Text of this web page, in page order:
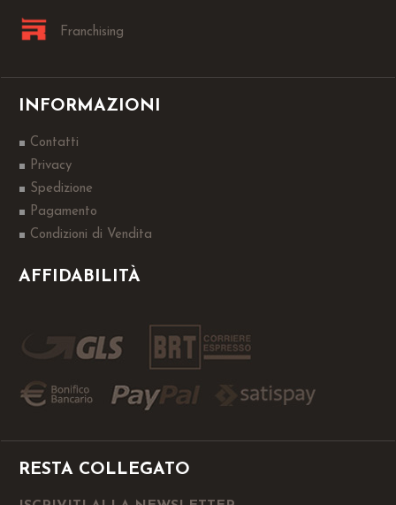
Franchising
INFORMAZIONI
Contatti
Privacy
Spedizione
Pagamento
Condizioni di Vendita
AFFIDABILITÀ
RESTA COLLEGATO